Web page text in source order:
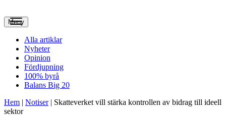
Meny
Alla artiklar
Nyheter
Opinion
Fördjupning
100% byrå
Balans Big 20
Hem | Notiser| Skatteverket vill stärka kontrollen av bidrag till ideell
sektor